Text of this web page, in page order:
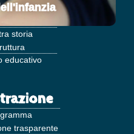
storia
educativo
trasparente